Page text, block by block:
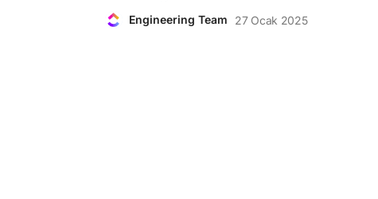
Engineering Team 27 Ocak 2025